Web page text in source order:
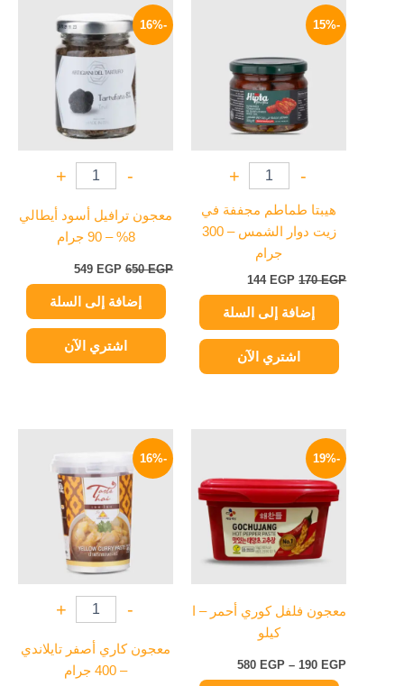
-15%
-
+
هيبتا طماطم مجففة في
زيت دوار الشمس – 300
جرام
170EGP
144 EGP
إضافة إلى السلة
اشتري الآن
-16%
-
+
معجون ترافيل أسود أيطالي
8% – 90 جرام
650EGP
الأصلي
هو:
650 EGP.
549 EGP
الحالي
هو:
549 EGP.
إضافة إلى السلة
اشتري الآن
-19%
معجون فلفل كوري أحمر – ا
كيلو
190 EGP
–
580 EGP
خلال
⁦580 EGP⁩
هناك
العديد
من
الأشكال
المختلفة
اختيار
صفحة
-16%
-
+
معجون كاري أصفر تايلاندي
– 400 جرام
هو:
250 EGP.
هو:
209 EGP.